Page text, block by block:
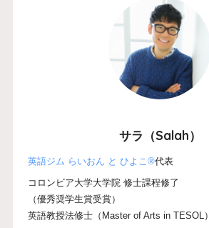
サラ（Salah）
英語ジム らいおん と ひよこ®代表
コロンビア大学大学院 修士課程修了
（優秀奨学生賞受賞）
英語教授法修士（Master of Arts in TESOL）